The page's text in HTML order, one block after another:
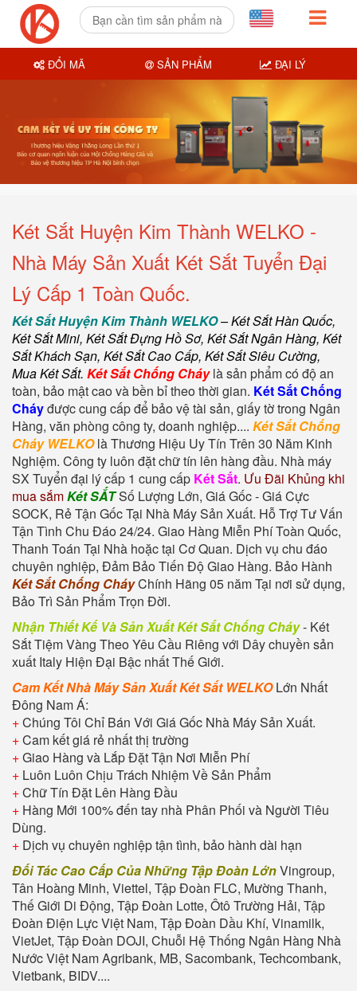
Két Sắt Huyện Kim Thành WELKO -
Nhà Máy Sản Xuất Két Sắt Tuyển Đại
Lý Cấp 1 Toàn Quốc.
Két Sắt Huyện Kim Thành WELKO–Két Sắt Hàn Quốc,
Két Sắt Mini, Két Sắt Đựng Hồ Sơ, Két Sắt Ngân Hàng, Két
Sắt Khách Sạn, Két Sắt Cao Cấp, Két Sắt Siêu Cường,
Mua Két Sắt. Két Sắt Chống Cháylà sản phẩm có độ an
toàn, bảo mật cao và bền bỉ theo thời gian. Két Sắt Chống
Cháyđược cung cấp để bảo vệ tài sản, giấy tờ trong Ngân
Hàng, văn phòng công ty, doanh nghiệp.... Két Sắt Chống
Cháy WELKOlà Thương Hiệu Uy Tín Trên 30 Năm Kinh
Nghiệm. Công ty luôn đặt chữ tín lên hàng đầu. Nhà máy
SX Tuyển đại lý cấp 1 cung cấp Két Sắt. Ưu Đãi Khủng khi
mua sắmKét SẮTSố Lượng Lớn, Giá Gốc - Giá Cực
SOCK, Rẻ Tận Gốc Tại Nhà Máy Sản Xuất. Hỗ Trợ Tư Vấn
Tận Tình Chu Đáo 24/24. Giao Hàng Miễn Phí Toàn Quốc,
Thanh Toán Tại Nhà hoặc tại Cơ Quan. Dịch vụ chu đáo
chuyên nghiệp, Đảm Bảo Tiến Độ Giao Hàng. Bảo Hành
Két Sắt Chống CháyChính Hãng 05 năm Tại nơi sử dụng,
Bảo Trì Sản Phẩm Trọn Đời.
Nhận Thiết Kế Và Sản Xuất Két Sắt Chống Cháy- Két
Sắt Tiệm Vàng Theo Yêu Cầu Riêng với Dây chuyền sản
xuất Italy Hiện Đại Bậc nhất Thế Giới.
Cam Kết Nhà Máy Sản Xuất Két Sắt WELKOLớn Nhất
Đông Nam Á:
+Chúng Tôi Chỉ Bán Với Giá Gốc Nhà Máy Sản Xuất.
+Cam kết giá rẻ nhất thị trường
+Giao Hàng và Lắp Đặt Tận Nơi Miễn Phí
+ Luôn Luôn Chịu Trách Nhiệm Về Sản Phẩm
+Chữ Tín Đặt Lên Hàng Đầu
+ Hàng Mới 100% đến tay nhà Phân Phối và Người Tiêu
Dùng.
+ Dịch vụ chuyên nghiệp tận tình, bảo hành dài hạn
Đối Tác Cao Cấp Của Những Tập Đoàn LớnVingroup,
Tân Hoàng Minh, Viettel, Tập Đoàn FLC, Mường Thanh,
Thế Giới Di Động, Tập Đoàn Lotte, Ôtô Trường Hải, Tập
Đoàn Điện Lực Việt Nam, Tập Đoàn Dầu Khí, Vinamilk,
VietJet, Tập Đoàn DOJI, Chuỗi Hệ Thống Ngân Hàng Nhà
Nước Việt Nam Agribank, MB, Sacombank, Techcombank,
Vietbank, BIDV....
ĐỔI MÃ SẢN PHẨM ĐẠI LÝ